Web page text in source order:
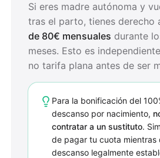
Si eres madre autónoma y
tras el parto, tienes derecho
de 80€ mensuales durante
meses. Esto es
no tarifa plana antes de ser
Para la bonificación del
descanso por nacimiento,
contratar a un sustituto.
de pagar tu cuota mientras
descanso legalmente